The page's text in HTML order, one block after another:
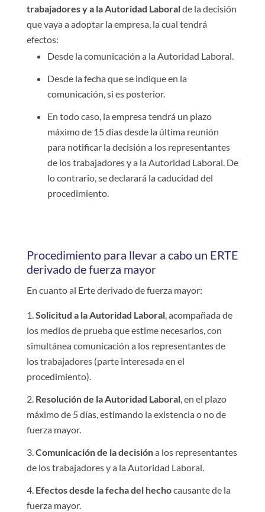
trabajadores y a la Autoridad Laboralde la decisión
que vaya a adoptar la empresa, la cual tendrá
efectos:
Desde la comunicación a la Autoridad Laboral.
Desde la fecha que se indique en la
comunicación, si es posterior.
En todo caso, la empresa tendrá un plazo
máximo de 15 días desde la última reunión
para notificar la decisión a los representantes
de los trabajadores y a la Autoridad Laboral. De
lo contrario, se declarará la caducidad del
procedimiento.
Procedimiento para llevar a cabo un ERTE
derivado de fuerza mayor
En cuanto al Erte derivado de fuerza mayor:
Solicitud a la Autoridad Laboral, acompañada de
los medios de prueba que estime necesarios, con
simultánea comunicación a los representantes de
los trabajadores (parte interesada en el
procedimiento).
Resolución de la Autoridad Laboral, en el plazo
máximo de 5 días, estimando la existencia o no de
fuerza mayor.
Comunicación de la decisióna los representantes
de los trabajadores y a la Autoridad Laboral.
Efectos desde la fecha del hechocausante de la
fuerza mayor.